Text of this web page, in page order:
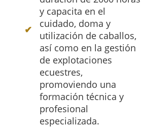
y capacita en el
cuidado, doma y
utilización de caballos,
así como en la gestión
de explotaciones
ecuestres,
promoviendo una
formación técnica y
profesional
especializada.